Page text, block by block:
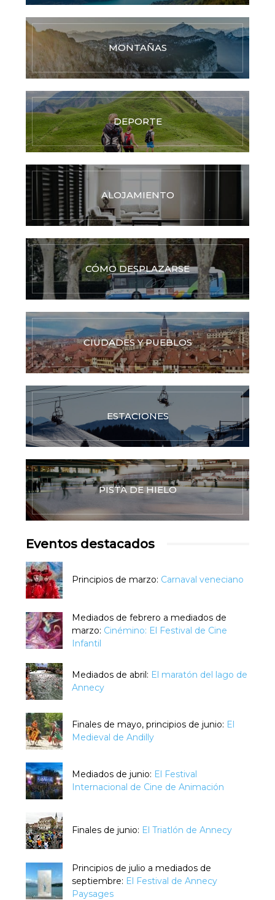
MONTAÑAS
DEPORTE
ALOJAMIENTO
CÓMO DESPLAZARSE
CIUDADES Y PUEBLOS
ESTACIONES
PISTA DE HIELO
Eventos destacados
Principios de marzo: Carnaval veneciano
Mediados de febrero a mediados de
marzo: Cinémino: El Festival de Cine
Infantil
Mediados de abril: El maratón del lago de
Annecy
Finales de mayo, principios de junio: El
Medieval de Andilly
Mediados de junio: El Festival
Internacional de Cine de Animación
Finales de junio: El Triatlón de Annecy
Principios de julio a mediados de
septiembre: El Festival de Annecy
Paysages